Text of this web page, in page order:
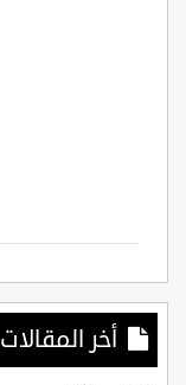
أخر المقالات